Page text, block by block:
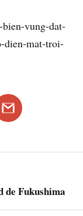
vung-dat-
dien-mat-troi-
de Fukushima